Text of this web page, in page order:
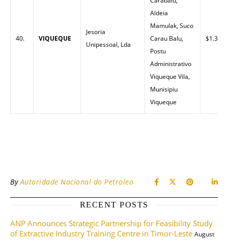
40. VIQUEQUE
Jesoria
Unipessoal, Lda
Aldeia
Mamulak, Suco
Carau Balu,
Postu
Administrativo
Viqueque Vila,
Munisipiu
Viqueque
$1.33
ByAutoridade Nacional do Petroleo
RECENT POSTS
ANP Announces Strategic Partnership for Feasibility Study
of Extractive Industry Training Centre in Timor-Leste August